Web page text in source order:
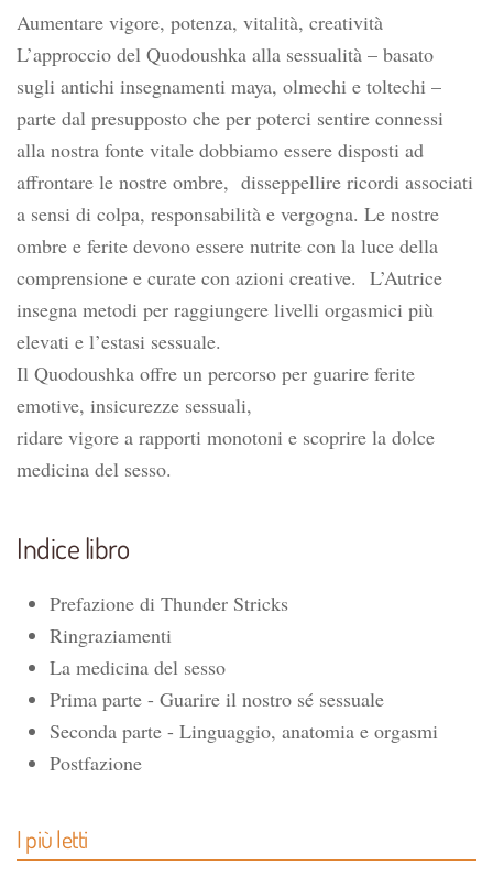
Aumentare vigore, potenza, vitalità, creatività
L’approccio del Quodoushka alla sessualità – basato
sugli antichi insegnamenti maya, olmechi e toltechi –
parte dal presupposto che per poterci sentire connessi
alla nostra fonte vitale dobbiamo essere disposti ad
affrontare le nostre ombre, disseppellire ricordi associati
a sensi di colpa, responsabilità e vergogna. Le nostre
ombre e ferite devono essere nutrite con la luce della
comprensione e curate con azioni creative. L’Autrice
insegna metodi per raggiungere livelli orgasmici più
elevati e l’estasi sessuale.
Il Quodoushka offre un percorso per guarire ferite
emotive, insicurezze sessuali,
ridare vigore a rapporti monotoni e scoprire la dolce
medicina del sesso.
Indice libro
Prefazione di Thunder Stricks
Ringraziamenti
La medicina del sesso
Prima parte - Guarire il nostro sé sessuale
Seconda parte - Linguaggio, anatomia e orgasmi
Postfazione
I più letti